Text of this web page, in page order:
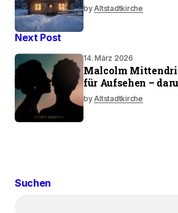
byAltstadtkirche
Next Post
14. März 2026
Malcolm
für Aufsehen –
byAltstadtkirche
Suchen